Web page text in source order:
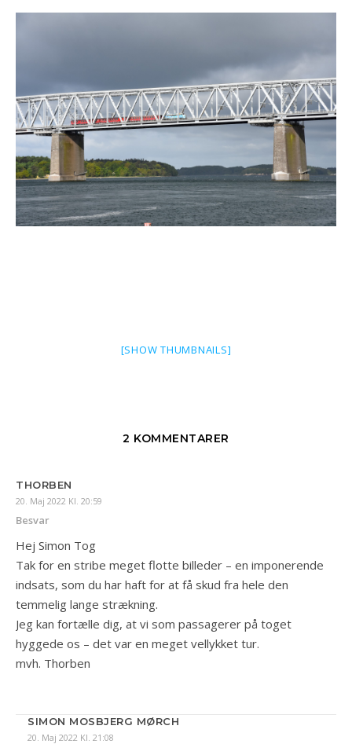
[SHOW THUMBNAILS]
2 KOMMENTARER
THORBEN
20. Maj 2022 Kl. 20:59
Besvar
Hej Simon Tog
Tak for en stribe meget flotte billeder – en imponerende
indsats, som du har haft for at få skud fra hele den
temmelig lange strækning.
Jeg kan fortælle dig, at vi som passagerer på toget
hyggede os – det var en meget vellykket tur.
mvh. Thorben
SIMON MOSBJERG MØRCH
20. Maj 2022 Kl. 21:08